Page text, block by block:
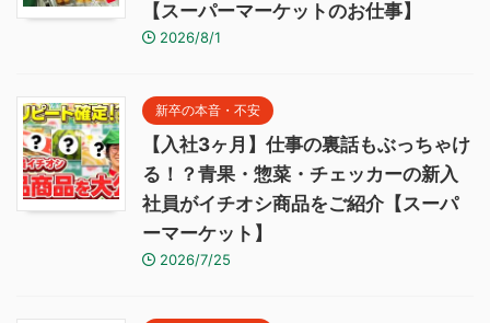
【スーパーマーケットのお仕事】
2026/8/1
新卒の本音・不安
【入社3ヶ月】仕事の裏話もぶっちゃけ
る！？青果・惣菜・チェッカーの新入
社員がイチオシ商品をご紹介【スーパ
ーマーケット】
2026/7/25